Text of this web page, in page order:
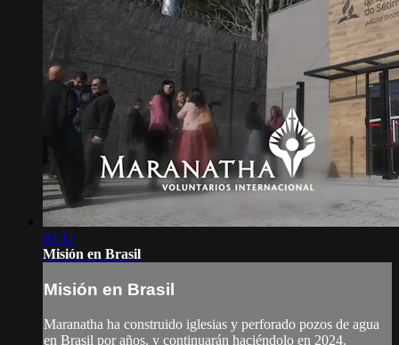
03:15
Misión en Brasil
Misión en Brasil
Maranatha ha construido iglesias y perforado pozos de agua
en Brasil por años, y continuarán haciéndolo en 2024.